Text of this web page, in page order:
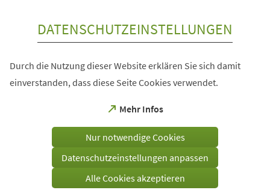
DATENSCHUTZEINSTELLUNGEN
Durch die Nutzung dieser Website erklären Sie sich damit
einverstanden, dass diese Seite Cookies verwendet.
Mehr Infos
(Öffnet
einem
Tab)
Nur notwendige Cookies
Datenschutzeinstellungen anpassen
Alle Cookies akzeptieren